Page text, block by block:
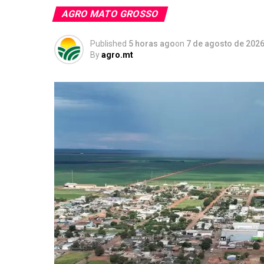
AGRO MATO GROSSO
Published 5 horas agoon 7 de agosto de 2026
Byagro.mt